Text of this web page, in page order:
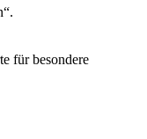
für besondere